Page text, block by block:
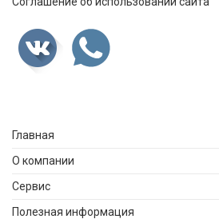
Главная
О компании
Сервис
Полезная информация